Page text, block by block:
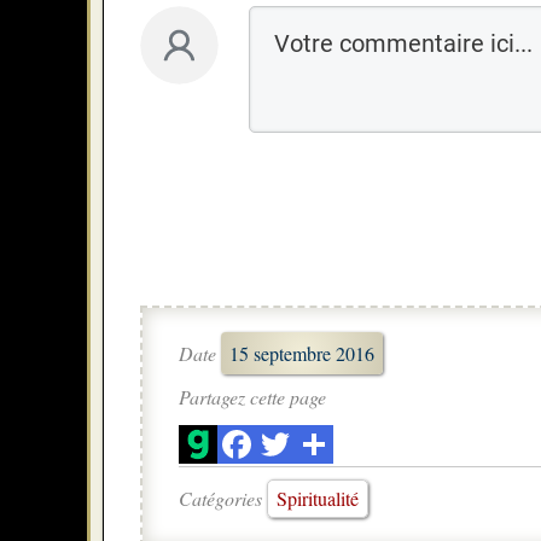
Date
15 septembre 2016
Partagez cette page
Catégories Spiritualité